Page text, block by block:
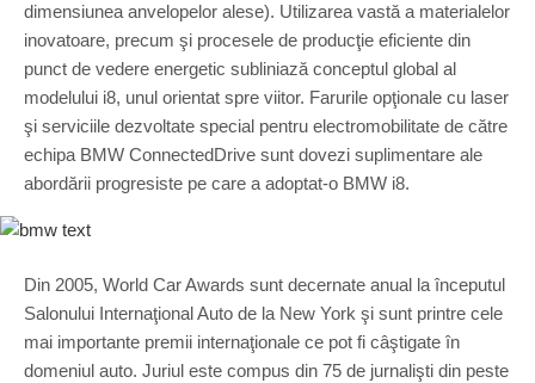
dimensiunea anvelopelor alese). Utilizarea vastă a materialelor
inovatoare, precum şi procesele de producţie eficiente din
punct de vedere energetic subliniază conceptul global al
modelului i8, unul orientat spre viitor. Farurile opţionale cu laser
şi serviciile dezvoltate special pentru electromobilitate de către
echipa BMW ConnectedDrive sunt dovezi suplimentare ale
abordării progresiste pe care a adoptat-o BMW i8.
Din 2005, World Car Awards sunt decernate anual la începutul
Salonului Internaţional Auto de la New York şi sunt printre cele
mai importante premii internaţionale ce pot fi câştigate în
domeniul auto. Juriul este compus din 75 de jurnalişti din peste